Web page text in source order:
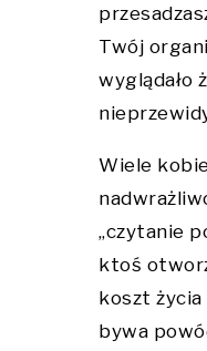
Twój
wyglądało
Wiele
„czytanie
ktoś
koszt
bywa